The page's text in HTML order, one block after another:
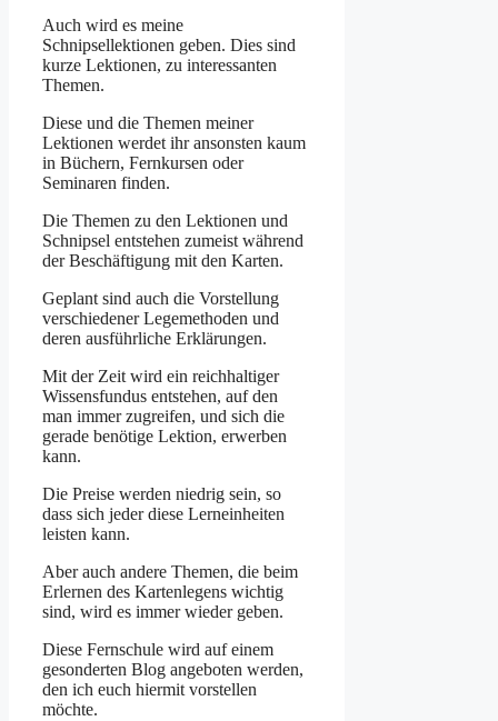
Auch wird es meine
Schnipsellektionen geben. Dies sind
kurze Lektionen, zu interessanten
Themen.
Diese und die Themen meiner
Lektionen werdet ihr ansonsten kaum
in Büchern, Fernkursen oder
Seminaren finden.
Die Themen zu den Lektionen und
Schnipsel entstehen zumeist während
der Beschäftigung mit den Karten.
Geplant sind auch die Vorstellung
verschiedener Legemethoden und
deren ausführliche Erklärungen.
Mit der Zeit wird ein reichhaltiger
Wissensfundus entstehen, auf den
man immer zugreifen, und sich die
gerade benötige Lektion, erwerben
kann.
Die Preise werden niedrig sein, so
dass sich jeder diese Lerneinheiten
leisten kann.
Aber auch andere Themen, die beim
Erlernen des Kartenlegens wichtig
sind, wird es immer wieder geben.
Diese Fernschule wird auf einem
gesonderten Blog angeboten werden,
den ich euch hiermit vorstellen
möchte.